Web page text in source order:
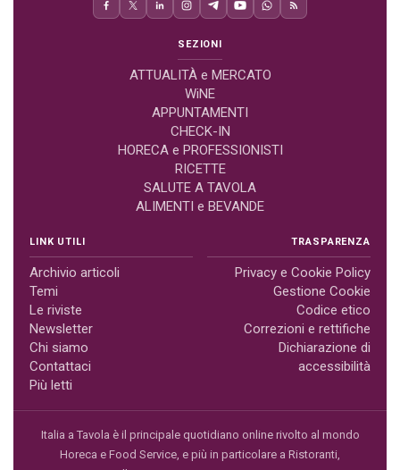
SEZIONI
ATTUALITÀ e MERCATO
WiNE
APPUNTAMENTI
CHECK-IN
HORECA e PROFESSIONISTI
RICETTE
SALUTE A TAVOLA
ALIMENTI e BEVANDE
LINK UTILI
Archivio articoli
Temi
Le riviste
Newsletter
Chi siamo
Contattaci
Più letti
TRASPARENZA
Privacy e Cookie Policy
Gestione Cookie
Codice etico
Correzioni e rettifiche
Dichiarazione di
accessibilità
Italia a Tavola è il principale quotidiano online rivolto al mondo
Horeca e Food Service, e più in particolare a Ristoranti,